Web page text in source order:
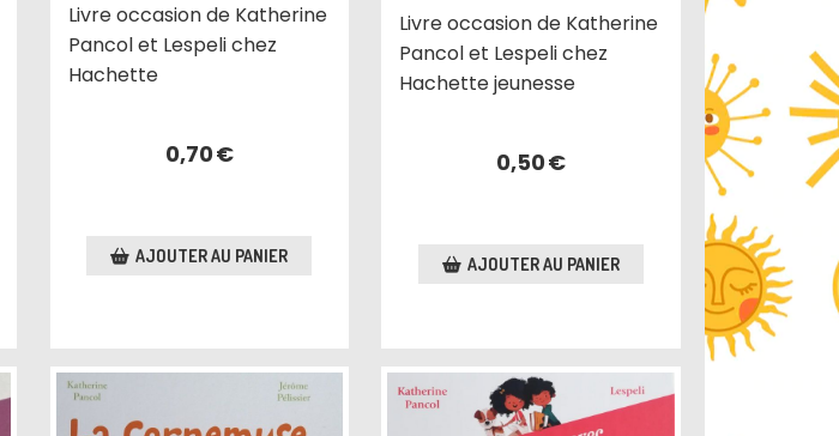
Livre occasion de Katherine
Pancol et Lespeli chez
Hachette
0,70€
AJOUTER AU PANIER
Livre occasion de Katherine
Pancol et Lespeli chez
Hachette jeunesse
0,50€
AJOUTER AU PANIER